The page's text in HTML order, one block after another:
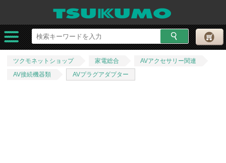
ツクモネットショップ 家電総合
AVアクセサリー関連
AV接続機器類
AVプラグアダプター